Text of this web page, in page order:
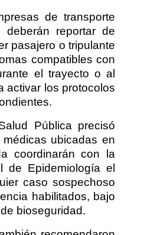
de transporte
deberán reportar de
pasajero o tripulante
compatibles con
el trayecto o al
activar los protocolos
Pública precisó
ubicadas en
coordinarán con la
de Epidemiología el
caso sospechoso
habilitados, bajo
bioseguridad.